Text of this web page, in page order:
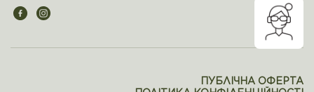
ПУБЛІЧНА ОФЕРТА